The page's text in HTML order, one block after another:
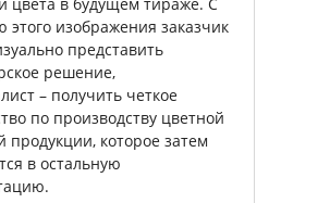
изображения заказчик
представить
решение,
– получить четкое
по производству цветной
продукции, которое затем
в остальную